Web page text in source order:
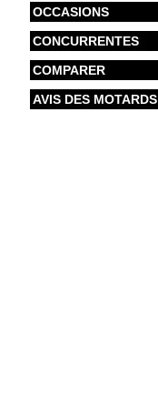
OCCASIONS
CONCURRENTES
COMPARER
AVIS DES MOTARDS